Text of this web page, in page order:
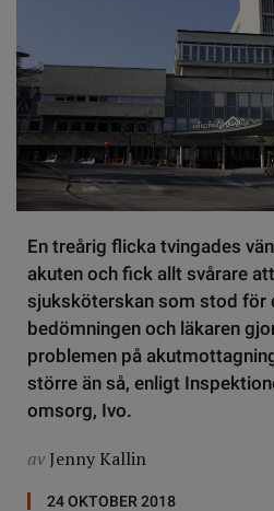
En treårig flicka tvingades
akuten och fick allt svårare
sjuksköterskan som stod för
bedömningen och läkaren
problemen på
större än så, enligt
omsorg, Ivo.
av Jenny Kallin
24 OKTOBER 2018